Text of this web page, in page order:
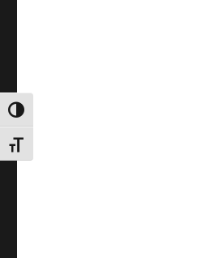
UMSCHALTEN AUF HOHE
SCHRIFT VERGRÖSSERN